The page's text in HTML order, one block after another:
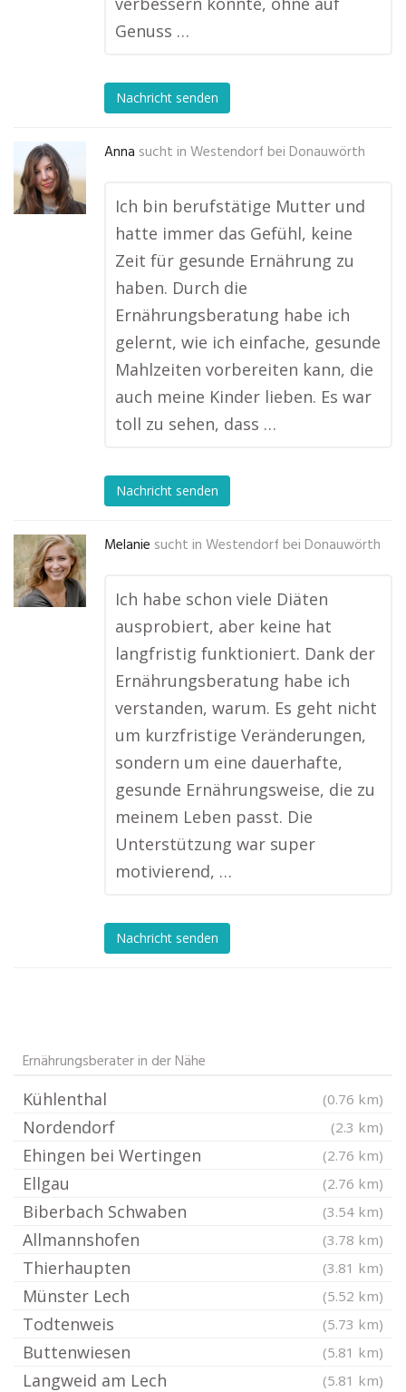
Genuss …
Nachricht senden
Anna sucht in Westendorf bei Donauwörth
Ich bin berufstätige Mutter und
hatte immer das Gefühl, keine
Zeit für gesunde Ernährung zu
haben. Durch die
Ernährungsberatung habe ich
gelernt, wie ich einfache, gesunde
Mahlzeiten vorbereiten kann, die
auch meine Kinder lieben. Es war
toll zu sehen, dass …
Nachricht senden
Melanie sucht in Westendorf bei Donauwörth
Ich habe schon viele Diäten
ausprobiert, aber keine hat
langfristig funktioniert. Dank der
Ernährungsberatung habe ich
verstanden, warum. Es geht nicht
um kurzfristige Veränderungen,
sondern um eine dauerhafte,
gesunde Ernährungsweise, die zu
meinem Leben passt. Die
Unterstützung war super
motivierend, …
Nachricht senden
Ernährungsberater in der Nähe
Kühlenthal (0.76 km)
Nordendorf (2.3 km)
Ehingen bei Wertingen (2.76 km)
Ellgau (2.76 km)
Biberbach Schwaben (3.54 km)
Allmannshofen (3.78 km)
Thierhaupten (3.81 km)
Münster Lech (5.52 km)
Todtenweis (5.73 km)
Buttenwiesen (5.81 km)
Langweid am Lech (5.81 km)